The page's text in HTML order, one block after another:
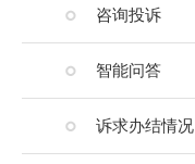
咨询投诉
智能问答
诉求办结情况